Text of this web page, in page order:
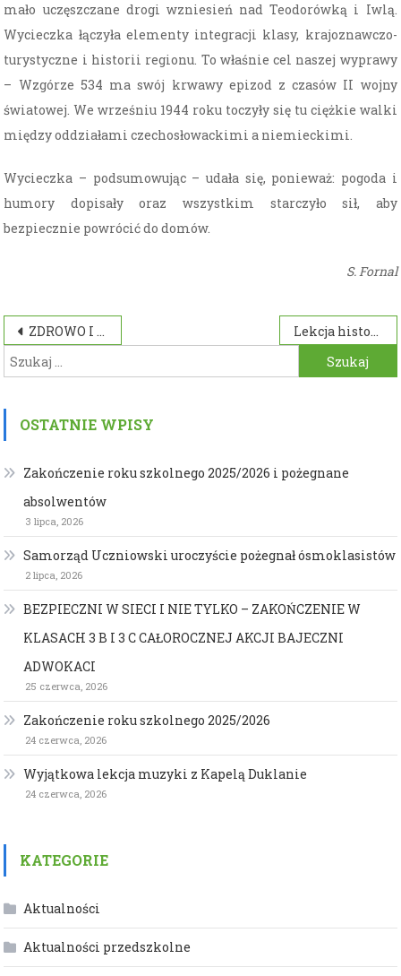
mało uczęszczane drogi wzniesień nad Teodorówką i Iwlą.
Wycieczka łączyła elementy integracji klasy, krajoznawczo-
turystyczne i historii regionu. To właśnie cel naszej wyprawy
– Wzgórze 534 ma swój krwawy epizod z czasów II wojny
światowej. We wrześniu 1944 roku toczyły się tu ciężkie walki
między oddziałami czechosłowackimi a niemieckimi.
Wycieczka – podsumowując – udała się, ponieważ: pogoda i
humory dopisały oraz wszystkim starczyło sił, aby
bezpiecznie powrócić do domów.
S. Fornal
Nawigacja
wpisu
ZDROWO I KOLOROWO W KLASIE II A
Lekcja historii w Muzeum Historycznym
Szukaj:
OSTATNIE WPISY
Zakończenie roku szkolnego 2025/2026 i pożegnane
absolwentów
3 lipca, 2026
Samorząd Uczniowski uroczyście pożegnał ósmoklasistów
2 lipca, 2026
BEZPIECZNI W SIECI I NIE TYLKO – ZAKOŃCZENIE W
KLASACH 3 B I 3 C CAŁOROCZNEJ AKCJI BAJECZNI
ADWOKACI
25 czerwca, 2026
Zakończenie roku szkolnego 2025/2026
24 czerwca, 2026
Wyjątkowa lekcja muzyki z Kapelą Duklanie
24 czerwca, 2026
KATEGORIE
Aktualności
Aktualności przedszkolne